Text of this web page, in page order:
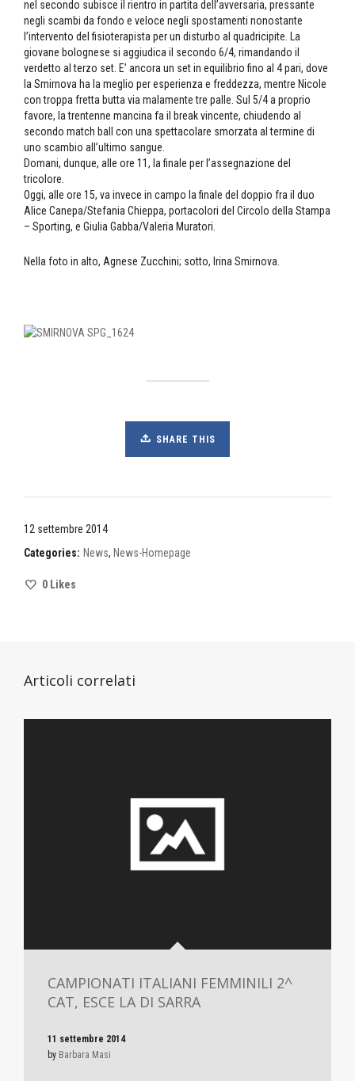
nel secondo subisce il rientro in partita dell’avversaria, pressante
negli scambi da fondo e veloce negli spostamenti nonostante
l’intervento del fisioterapista per un disturbo al quadricipite. La
giovane bolognese si aggiudica il secondo 6/4, rimandando il
verdetto al terzo set. E’ ancora un set in equilibrio fino al 4 pari, dove
la Smirnova ha la meglio per esperienza e freddezza, mentre Nicole
con troppa fretta butta via malamente tre palle. Sul 5/4 a proprio
favore, la trentenne mancina fa il break vincente, chiudendo al
secondo match ball con una spettacolare smorzata al termine di
uno scambio all’ultimo sangue.
Domani, dunque, alle ore 11, la finale per l’assegnazione del
tricolore.
Oggi, alle ore 15, va invece in campo la finale del doppio fra il duo
Alice Canepa/Stefania Chieppa, portacolori del Circolo della Stampa
– Sporting, e Giulia Gabba/Valeria Muratori.
Nella foto in alto, Agnese Zucchini; sotto, Irina Smirnova.
SHARE THIS
12 settembre 2014
Categories: News, News-Homepage
0 Likes
Articoli correlati
CAMPIONATI ITALIANI FEMMINILI 2^
CAT, ESCE LA DI SARRA
11 settembre 2014
by Barbara Masi